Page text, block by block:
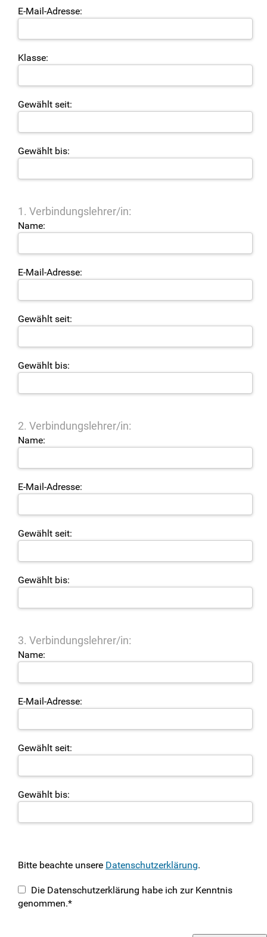
E-Mail-Adresse:
Klasse:
Gewählt seit:
Gewählt bis:
1. Verbindungslehrer/in:
Name:
E-Mail-Adresse:
Gewählt seit:
Gewählt bis:
2. Verbindungslehrer/in:
Name:
E-Mail-Adresse:
Gewählt seit:
Gewählt bis:
3. Verbindungslehrer/in:
Name:
E-Mail-Adresse:
Gewählt seit:
Gewählt bis:
Bitte beachte unsere Datenschutzerklärung.
Die Datenschutzerklärung habe ich zur Kenntnis
genommen.*